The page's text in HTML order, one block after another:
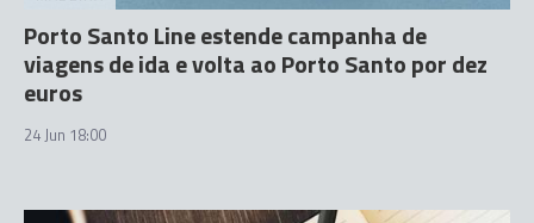
Porto Santo Line estende campanha de
viagens de ida e volta ao Porto Santo por dez
euros
24 Jun 18:00